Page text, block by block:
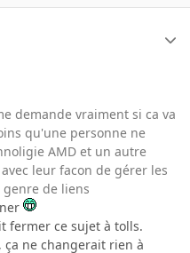
demande vraiment si ca va
qu'une personne ne
AMD et un autre
leur facon de gérer les
de liens
fermer ce sujet à tolls.
ça ne changerait rien à